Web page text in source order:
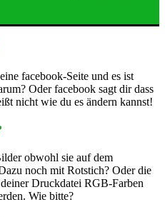
facebook-Seite und es ist
Oder facebook sagt dir dass
nicht wie du es ändern kannst!
obwohl sie auf dem
noch mit Rotstich? Oder die
Druckdatei RGB-Farben
Wie bitte?